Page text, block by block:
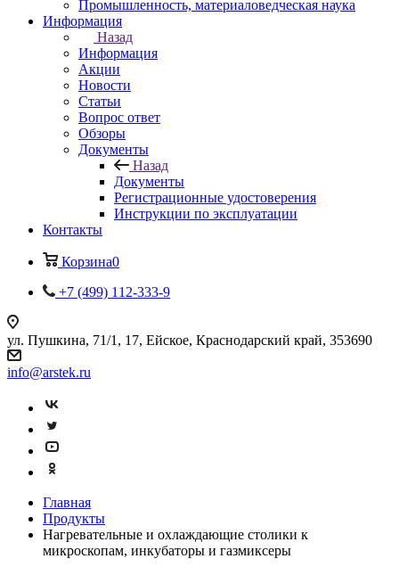
Промышленность, материаловедческая наука
Информация
Назад
Информация
Акции
Новости
Статьи
Вопрос ответ
Обзоры
Документы
Назад
Документы
Регистрационные удостоверения
Инструкции по эксплуатации
Контакты
Корзина0
+7 (499) 112-333-9
ул. Пушкина, 71/1, 17, Ейское, Краснодарский край, 353690
info@arstek.ru
Главная
Продукты
Нагревательные и охлаждающие столики к
микроскопам, инкубаторы и газмиксеры